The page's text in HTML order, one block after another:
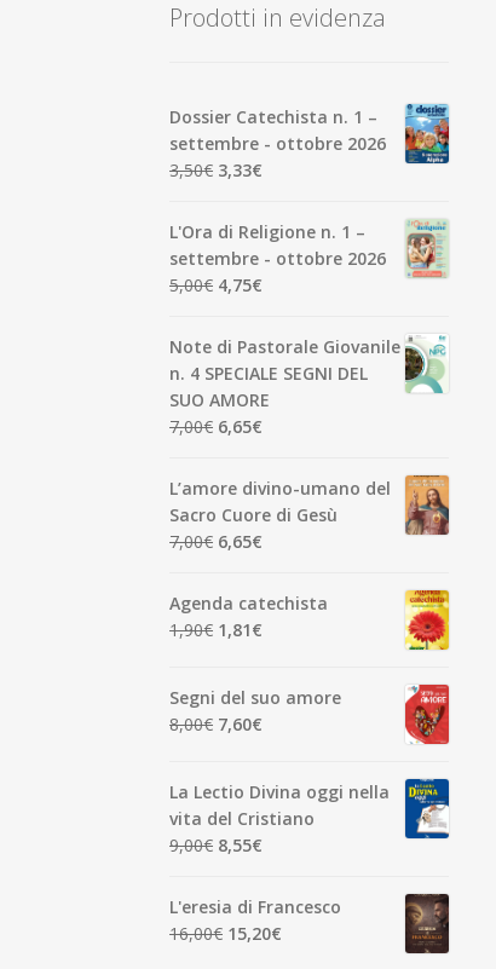
Prodotti in evidenza
Dossier Catechista n. 1 –
settembre - ottobre 2026
3,50€ Il
originale
era:
3,50€.
3,33€
attuale
è:
L'Ora di Religione n. 1 –
settembre - ottobre 2026
5,00€ Il
originale
era:
5,00€.
4,75€
attuale
è:
4,75€.
Note di Pastorale Giovanile
n. 4 SPECIALE SEGNI DEL
SUO AMORE
7,00€ Il
originale
era:
7,00€.
6,65€
attuale
L’amore divino-umano del
Sacro Cuore di Gesù
7,00€ Il
originale
era:
7,00€.
6,65€
attuale
Agenda catechista
1,90€ Il
era:
1,90€.
1,81€
è:
Segni del suo amore
8,00€ Il
era:
8,00€.
7,60€
è:
7,60€.
La Lectio Divina oggi nella
vita del Cristiano
9,00€ Il
originale
era:
9,00€.
8,55€
attuale
è:
L'eresia di Francesco
16,00€ Il
15,20€